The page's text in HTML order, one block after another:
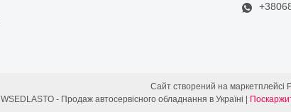
Сайт створений на маркетплейсі